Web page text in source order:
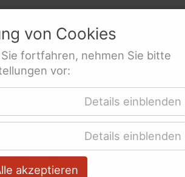
Erklärfilme
von Cookies
fortfahren, nehmen Sie bitte
vor:
Details einblenden
Details einblenden
akzeptieren